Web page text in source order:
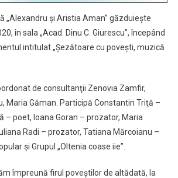
„Alexandru şi Aristia Aman” găzduieşte
în sala „Acad. Dinu C. Giurescu”, începând
intitulat „Şezătoare cu poveşti, muzică
de consultanţii Zenovia Zamfir,
Maria Găman. Participă Constantin Triţă –
– poet, Ioana Goran – prozator, Maria
Radi – prozator, Tatiana Mărcoianu –
şi Grupul „Oltenia coase iie”.
împreună firul poveştilor de altădată, la